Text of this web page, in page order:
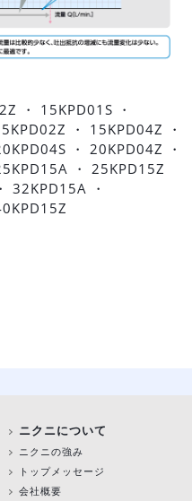
・ 15KPD01S ・
・ 15KPD04Z ・
・ 20KPD04Z ・
・ 25KPD15Z
32KPD15A ・
ニクニについて
ニクニの強み
トップメッセージ
会社概要